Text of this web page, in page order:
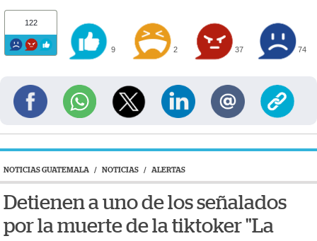
122
9 2 37 74
NOTICIAS GUATEMALA / NOTICIAS / ALERTAS
Detienen a uno de los señalados
por la muerte de la tiktoker "La